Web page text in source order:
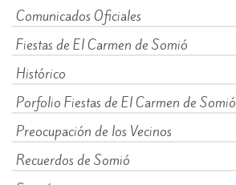
Comunicados Oficiales
Fiestas de El Carmen de Somió
Histórico
Porfolio Fiestas de El Carmen de Somió
Preocupación de los Vecinos
Recuerdos de Somió